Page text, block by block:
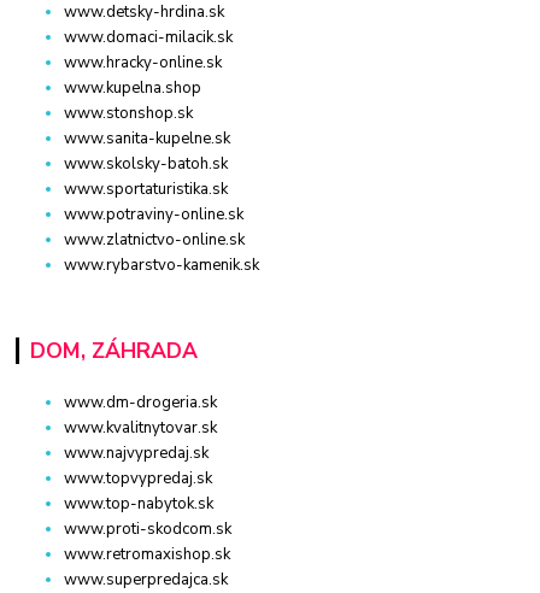
www.detsky-hrdina.sk
www.domaci-milacik.sk
www.hracky-online.sk
www.kupelna.shop
www.stonshop.sk
www.sanita-kupelne.sk
www.skolsky-batoh.sk
www.sportaturistika.sk
www.potraviny-online.sk
www.zlatnictvo-online.sk
www.rybarstvo-kamenik.sk
DOM, ZÁHRADA
www.dm-drogeria.sk
www.kvalitnytovar.sk
www.najvypredaj.sk
www.topvypredaj.sk
www.top-nabytok.sk
www.proti-skodcom.sk
www.retromaxishop.sk
www.superpredajca.sk